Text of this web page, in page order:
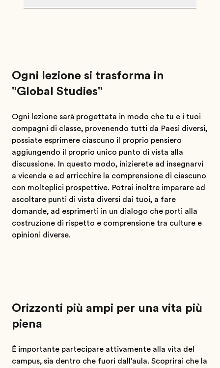
Ogni lezione si trasforma in
"Global Studies"
Ogni lezione sarà progettata in modo che tu e i tuoi
compagni di classe, provenendo tutti da Paesi diversi,
possiate esprimere ciascuno il proprio pensiero
aggiungendo il proprio unico punto di vista alla
discussione. In questo modo, inizierete ad insegnarvi
a vicenda e ad arricchire la comprensione di ciascuno
con molteplici prospettive. Potrai inoltre imparare ad
ascoltare punti di vista diversi dai tuoi, a fare
domande, ad esprimerti in un dialogo che porti alla
costruzione di rispetto e comprensione tra culture e
opinioni diverse.
Orizzonti più ampi per una vita più
piena
È importante partecipare attivamente alla vita del
campus, sia dentro che fuori dall'aula. Scoprirai che la